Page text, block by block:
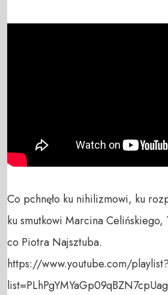
Co pchnęło ku nihilizmowi, ku
ku smutkowi Marcina Celińskiego,
co Piotra Najsztuba.
https://www.youtube.com/playlist?